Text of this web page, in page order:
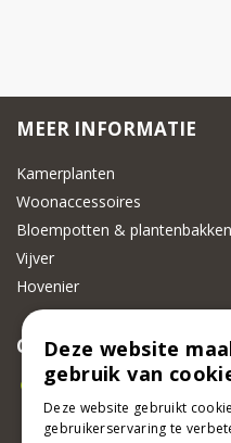
MEER INFORMATIE
Kamerplanten
Woonaccessoires
Bloempotten & plantenbakken
Vijver
Hovenier
CONTACT
Beeker Tuincentrum
Adsteeg 31
6191 PW Beek
Deze website
gebruik van
Deze website gebruikt
gebruikerservaring te